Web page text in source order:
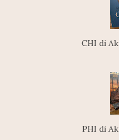
CHI di
PHI di